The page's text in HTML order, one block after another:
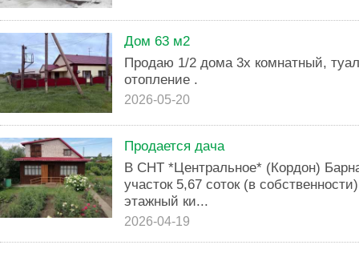
Дом 63 м2
Продаю 1/2 дома 3х комнатный,
отопление .
2026-05-20
Продается дача
В СНТ *Центральное* (Кордон)
участок 5,67 соток (в
этажный ки...
2026-04-19